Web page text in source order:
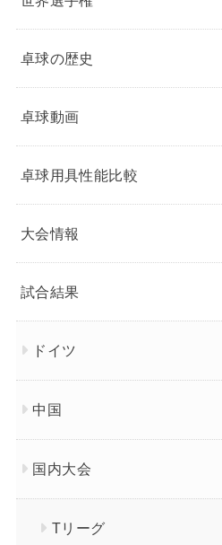
卓球の歴史
卓球動画
卓球用具性能比較
大会情報
試合結果
ドイツ
中国
国内大会
Tリーグ